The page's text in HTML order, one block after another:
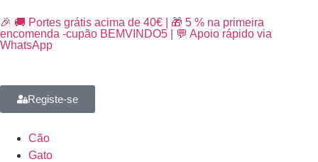
🎉 🚚 Portes grátis acima de 40€ | 🎁 5 % na primeira
encomenda -cupão BEMVINDO5 | 💬 Apoio rápido via
WhatsApp
Registe-se
Cão
Gato